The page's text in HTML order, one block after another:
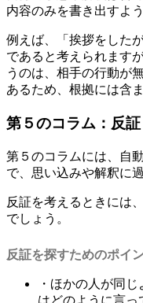
内容のみを書き出すよ
例えば、「挨拶をした
であると考えられます
うのは、相手の行動が
あるため、根拠には含
第５のコラム：反証
第５のコラムには、自
で、思い込みや解釈に
反証を考えるときには
でしょう。
反証を探すためのポイ
・ほかの人が同
はどのように言っ